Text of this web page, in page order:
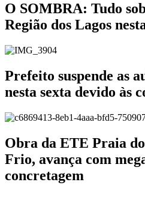
O SOMBRA: Tudo
Região dos Lagos
Prefeito suspende as
nesta sexta devido às
Obra da ETE Praia
Frio, avança com
concretagem